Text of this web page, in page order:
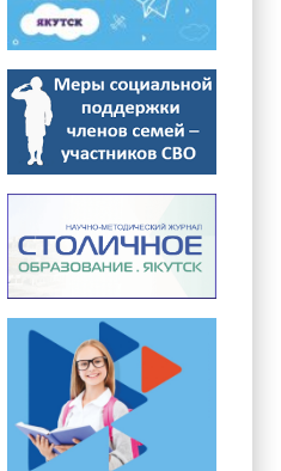
учреждений городского